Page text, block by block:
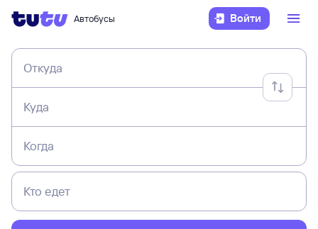
Автобусы Войти
Откуда
Куда
Когда
Кто едет